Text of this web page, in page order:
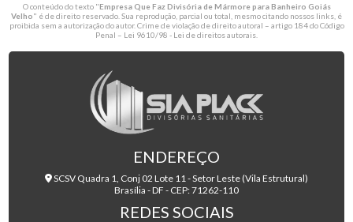
O conteúdo do texto "Empresa Que Faz Divisória de Mármore para Banheiro Goiás
Velho" é de direito reservado. Sua reprodução, parcial ou total, mesmo citando nossos links, é
proibida sem a autorização do autor. Crime de violação de direito autoral – artigo 184 do Código
Penal – Lei 9610/98 - Lei de direitos autorais
ENDEREÇO
SCSV Quadra 1, Conj 02 Lote 11 - Setor Leste (Vila Estrutural)
Brasília - DF - CEP: 71262-110
REDES SOCIAIS